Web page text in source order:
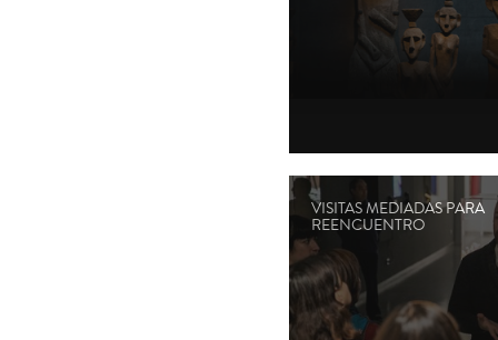
VISITAS MEDIADAS PARA
REENCUENTRO